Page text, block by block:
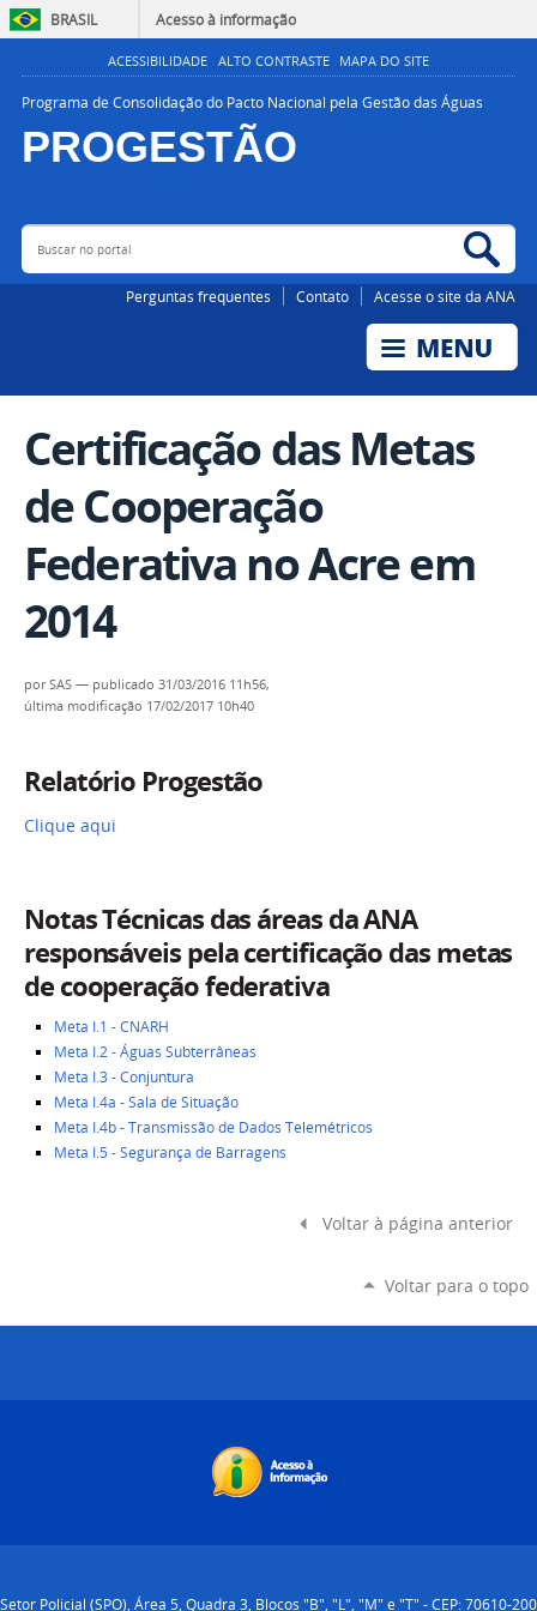
BRASIL Acesso à informação
ACESSIBILIDADE ALTO CONTRASTE MAPA DO SITE
Programa de Consolidação do Pacto Nacional pela Gestão das Águas
PROGESTÃO
AGÊNCIA NACIONAL DE ÁGUAS E SANEAMENTO BÁSICO
Buscar no portal
Perguntas frequentes Contato Acesse o site da ANA
Certificação das Metas
de Cooperação
Federativa no Acre em
2014
porSAS — publicado 31/03/2016 11h56,
última modificação 17/02/2017 10h40
Relatório Progestão
Clique aqui
Notas Técnicas das áreas da ANA
responsáveis pela certificação das metas
de cooperação federativa
Meta I.1 - CNARH
Meta I.2 - Águas Subterrâneas
Meta I.3 - Conjuntura
Meta I.4a - Sala de Situação
Meta I.4b - Transmissão de Dados Telemétricos
Meta I.5 - Segurança de Barragens
Voltar à página anterior
Voltar para o topo
Setor Policial (SPO), Área 5, Quadra 3, Blocos "B", "L", "M" e "T" - CEP: 70610-200